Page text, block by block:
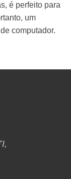
é perfeito para
um
computador.